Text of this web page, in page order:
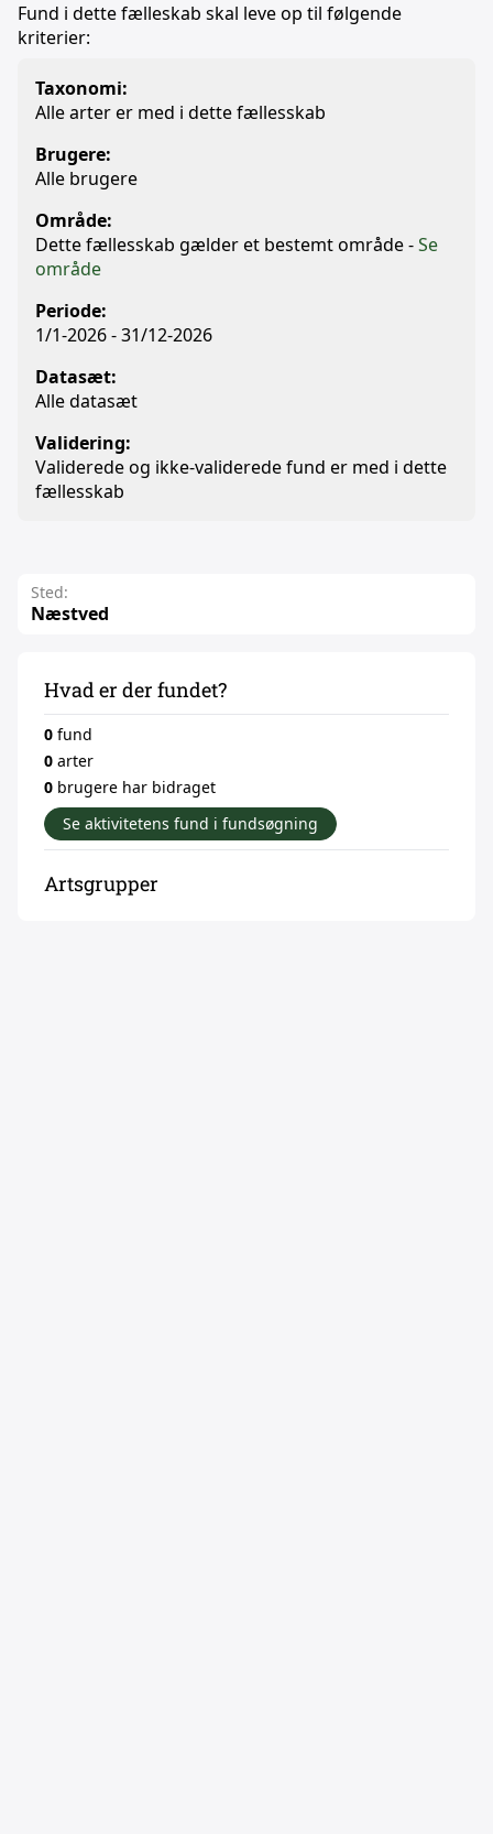
Fund i dette fælleskab skal leve op til følgende
kriterier:
Taxonomi:
Alle arter er med i dette fællesskab
Brugere:
Alle brugere
Område:
Dette fællesskab gælder et bestemt område -Se
område
Periode:
1/1-2026 - 31/12-2026
Datasæt:
Alle datasæt
Validering:
Validerede og ikke-validerede fund er med i dette
fællesskab
Sted:
Næstved
Hvad er der fundet?
0 fund
0 arter
0 brugere har bidraget
Se aktivitetens fund i fundsøgning
Artsgrupper